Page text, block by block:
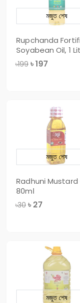
Rupchanda
Soyabean Oil, 1
PET Bot
৳199 ৳197
মজুত শেষ
Radhuni Mustard
80ml
৳30 ৳ 27
মজুত শেষ
মজুত শেষ